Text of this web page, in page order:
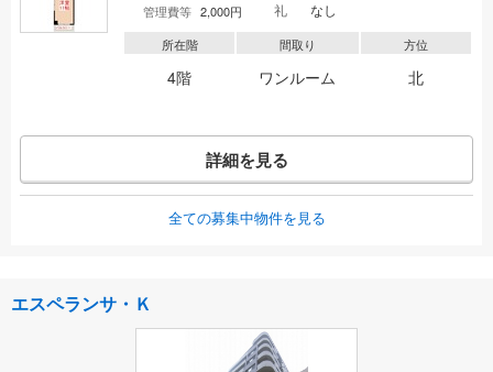
管理費等 2,000円
礼
なし
所在階
4階
間取り
ワンルーム
方位
北
詳細を見る
全ての募集中物件を見る
エスペランサ・Ｋ